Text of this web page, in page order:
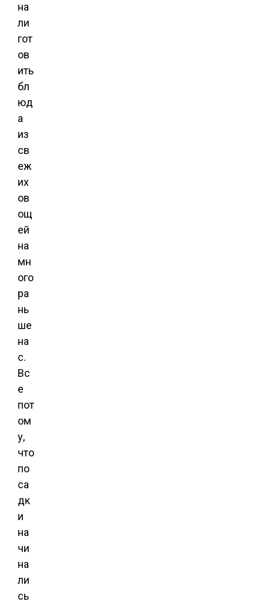
на
ли
гот
ов
ить
бл
юд
а
из
св
еж
их
ов
ощ
ей
на
мн
ого
ра
нь
ше
на
с.
Вс
е
пот
ом
у,
что
по
са
дк
и
на
чи
на
ли
сь